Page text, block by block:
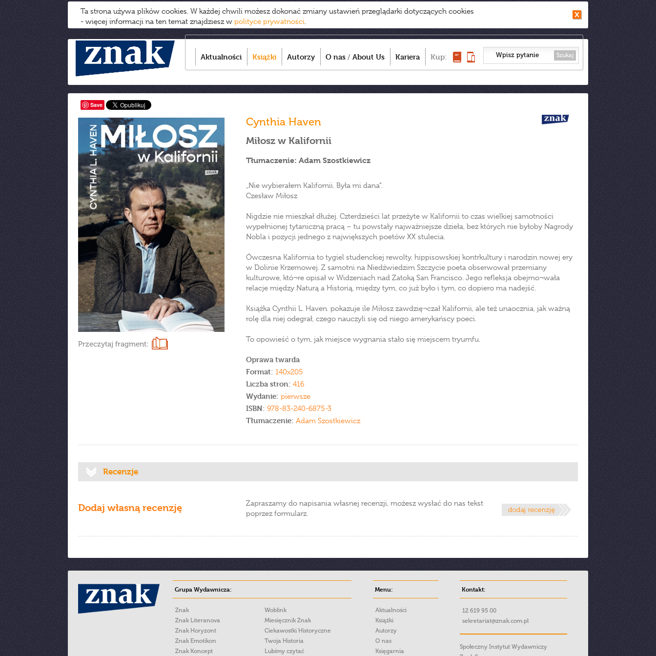
Ta strona używa plików cookies. W każdej chwili możesz dokonać zmiany ustawień przeglądarki dotyczących cookies
- więcej informacji na ten temat znajdziesz w polityce prywatności.
Aktualności Książki Autorzy O nas / About Us Kariera Kup: Szukaj
Save
Przeczytaj fragment:
Cynthia Haven
Miłosz w Kalifornii
Tłumaczenie: Adam Szostkiewicz
„Nie wybierałem Kalifornii. Była mi dana”.
Czesław Miłosz
Nigdzie nie mieszkał dłużej. Czterdzieści lat przeżyte w Kalifornii to czas wielkiej samotności
wypełnionej tytaniczną pracą – tu powstały najważniejsze dzieła, bez których nie byłoby Nagrody
Nobla i pozycji jednego z największych poetów XX stulecia.
Ówczesna Kalifornia to tygiel studenckiej rewolty, hippisowskiej kontrkultury i narodzin nowej ery
w Dolinie Krzemowej. Z samotni na Niedźwiedzim Szczycie poeta obserwował przemiany
kulturowe, któ¬re opisał w Widzeniach nad Zatoką San Francisco. Jego refleksja obejmo¬wała
relacje między Naturą a Historią, między tym, co już było i tym, co dopiero ma nadejść.
Książka Cynthii L. Haven. pokazuje ile Miłosz zawdzię¬czał Kalifornii, ale też unaocznia, jak ważną
rolę dla niej odegrał, czego nauczyli się od niego amerykańscy poeci.
To opowieść o tym, jak miejsce wygnania stało się miejscem tryumfu.
Oprawa twarda
Format: 140x205
Liczba stron: 416
Wydanie: pierwsze
ISBN: 978-83-240-6875-3
Tłumaczenie: Adam Szostkiewicz
Recenzje
Dodaj własną recenzję
Zapraszamy do napisania własnej recenzji, możesz wysłać do nas tekst
poprzez formularz.
Grupa Wydawnicza:
Znak
Znak Literanova
Znak Horyzont
Znak Emotikon
Znak Koncept
Woblink
Miesięcznik Znak
Ciekawostki Historyczne
Twoja Historia
Lubimy czytać
Menu:
Aktualności
Książki
Autorzy
O nas
Księgarnia
Kontakt:
12 619 95 00
sekretariat@znak.com.pl
Społeczny Instytut Wydawniczy